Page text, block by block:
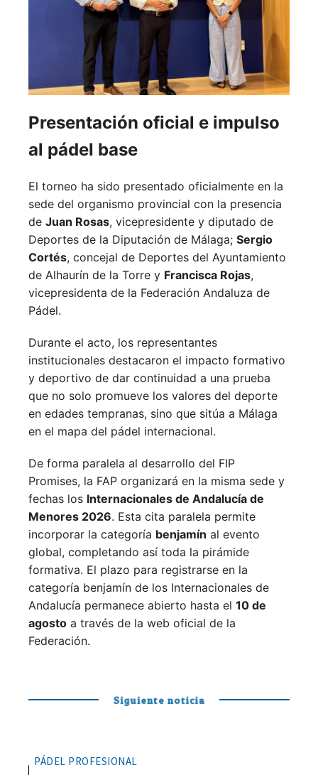
Presentación oficial e impulso
al pádel base
El torneo ha sido presentado oficialmente en la
sede del organismo provincial con la presencia
de Juan Rosas, vicepresidente y diputado de
Deportes de la Diputación de Málaga; Sergio
Cortés, concejal de Deportes del Ayuntamiento
de Alhaurín de la Torre y Francisca Rojas,
vicepresidenta de la Federación Andaluza de
Pádel.
Durante el acto, los representantes
institucionales destacaron el impacto formativo
y deportivo de dar continuidad a una prueba
que no solo promueve los valores del deporte
en edades tempranas, sino que sitúa a Málaga
en el mapa del pádel internacional.
De forma paralela al desarrollo del FIP
Promises, la FAP organizará en la misma sede y
fechas los Internacionales de Andalucía de
Menores 2026. Esta cita paralela permite
incorporar la categoría benjamín al evento
global, completando así toda la pirámide
formativa. El plazo para registrarse en la
categoría benjamín de los Internacionales de
Andalucía permanece abierto hasta el 10 de
agosto a través de la web oficial de la
Federación.
Siguiente noticia
PÁDEL PROFESIONAL